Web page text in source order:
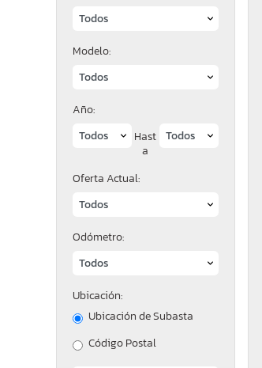
Año:
Hast
a
Modelo:
Oferta Actual:
Odómetro:
Ubicación:
Ubicación de Subasta
Código Postal